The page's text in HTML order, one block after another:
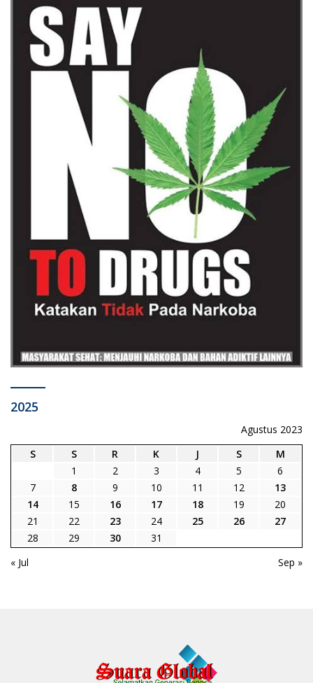
2025
Agustus 2023
S
S R K J S
M
1
2 3 4 5
6
7
8 9 10 11 12
13
14
15 16 17 18 19
20
21
22 23 24 25 26
27
28
29 30
31
« Jul
Sep »